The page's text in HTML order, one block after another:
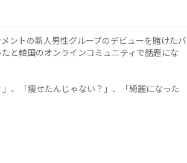
ントの新人男性グループのデビューを賭けたバ
と韓国のオンラインコミュニティで話題にな
、「痩せたんじゃない？」、「綺麗になった